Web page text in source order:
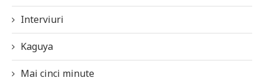
Interviuri
Kaguya
Mai cinci minute